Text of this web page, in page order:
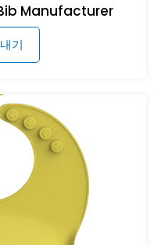
Manufacturer
기